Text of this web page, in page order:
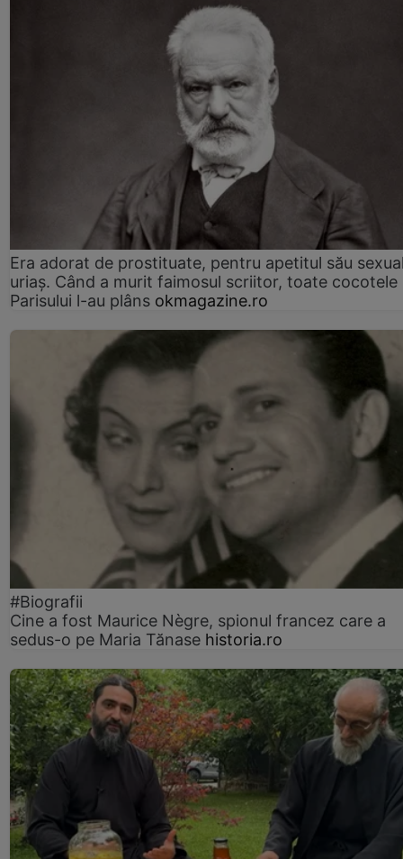
Era adorat de prostituate, pentru apetitul său
uriaș. Când a murit faimosul scriitor, toate cocotele
Parisului l-au plâns okmagazine.ro
#Biografii
Cine a fost Maurice Nègre, spionul francez care a
sedus-o pe Maria Tănase historia.ro